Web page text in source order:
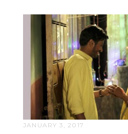
JANUARY 3, 2017